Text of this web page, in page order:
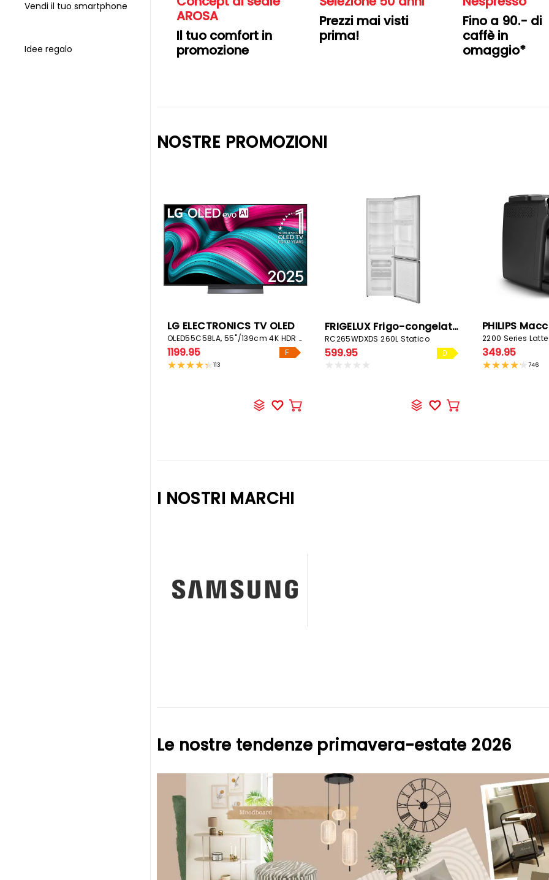
Vendi il tuo smartphone
Idee regalo
AROSA
Il tuo comfort in
promozione
Prezzi mai visti
prima!
Fino a 90.- di
caffè in
omaggio*
NOSTRE PROMOZIONI
LG ELECTRONICS TV OLED
OLED55C58LA, 55''/139cm 4K HDR OLED
1199.95 F
113
Aggiungere
FRIGELUX Frigo-congelatore combinato
RC265WDXDS 260L Statico
599.95 D
Aggiungere
2200 Series
349.95
746
I NOSTRI MARCHI
Le nostre tendenze primavera-estate 2026